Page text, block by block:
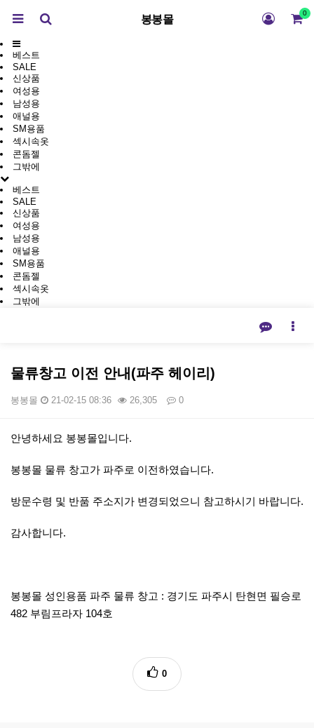
봉봉몰 0
베스트
SALE
신상품
여성용
남성용
애널용
SM용품
섹시속옷
콘돔젤
그밖에
베스트
SALE
신상품
여성용
남성용
애널용
SM용품
콘돔젤
섹시속옷
그밖에
물류창고 이전 안내(파주 헤이리)
봉봉몰 21-02-15 08:36 26,305 0
본문
안녕하세요 봉봉몰입니다.
봉봉몰 물류 창고가 파주로 이전하였습니다.
방문수령 및 반품 주소지가 변경되었으니 참고하시기 바랍니다.
감사합니다.
봉봉몰 성인용품 파주 물류 창고 : 경기도 파주시 탄현면 필승로
482 부림프라자 104호
0